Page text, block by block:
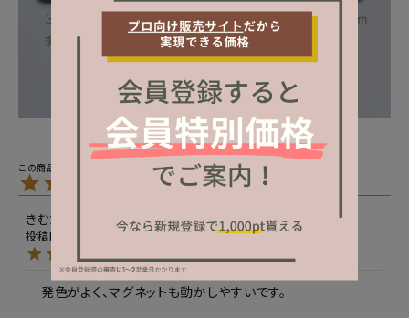
5.00 1
きむた
購入者
非公開
投稿日
2024/02/20
発色がよく、マグネットも動かしやすいです。